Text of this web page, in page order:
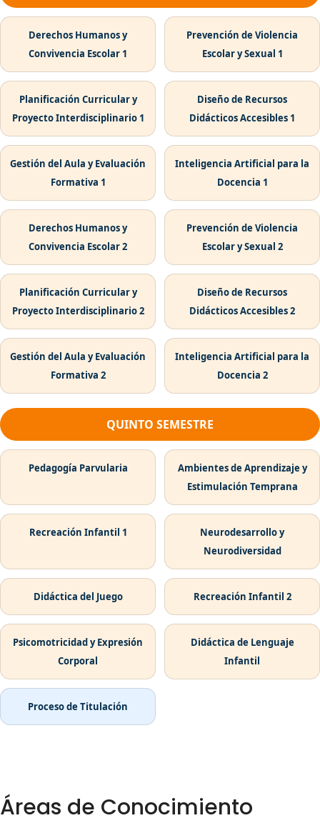
Derechos Humanos y
Convivencia Escolar 1
Prevención de Violencia
Escolar y Sexual 1
Planificación Curricular y
Proyecto Interdisciplinario 1
Diseño de Recursos
Didácticos Accesibles 1
Gestión del Aula y Evaluación
Formativa 1
Inteligencia Artificial para la
Docencia 1
Derechos Humanos y
Convivencia Escolar 2
Prevención de Violencia
Escolar y Sexual 2
Planificación Curricular y
Proyecto Interdisciplinario 2
Diseño de Recursos
Didácticos Accesibles 2
Gestión del Aula y Evaluación
Formativa 2
Inteligencia Artificial para la
Docencia 2
QUINTO SEMESTRE
Pedagogía Parvularia
Ambientes de Aprendizaje y
Estimulación Temprana
Recreación Infantil 1
Neurodesarrollo y
Neurodiversidad
Didáctica del Juego Recreación Infantil 2
Psicomotricidad y Expresión
Corporal
Didáctica de Lenguaje
Infantil
Proceso de Titulación
Áreas de Conocimiento